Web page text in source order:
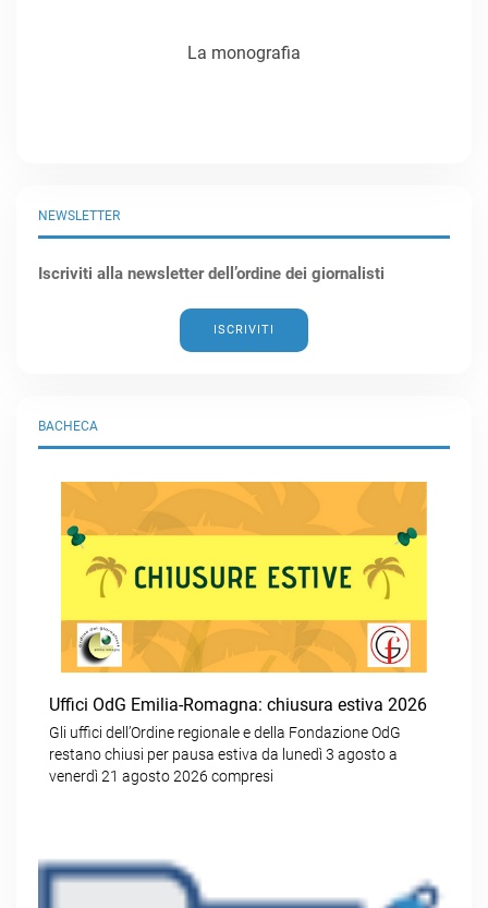
BACHECA
Uffici OdG Emilia-Romagna: chiusura estiva 2026
Gli uffici dell’Ordine regionale e della Fondazione OdG
restano chiusi per pausa estiva da lunedì 3 agosto a
venerdì 21 agosto 2026 compresi
NEWSLETTER
Iscriviti alla newsletter dell’ordine dei giornalisti
ISCRIVITI
La monografia